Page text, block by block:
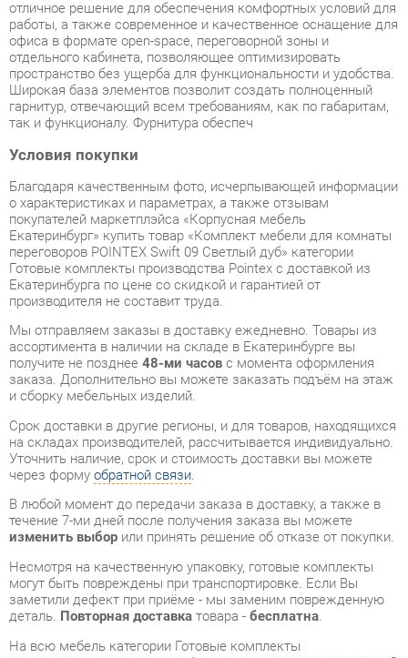
Широкая база элементов позволит создать полноценный
гарнитур, отвечающий всем требованиям, как по габаритам,
так и функционалу. Фурнитура обеспеч
Условия покупки
Благодаря качественным фото, исчерпывающей информации
о характеристиках и параметрах, а также отзывам
покупателей маркетплэйса «Корпусная мебель
переговоров POINTEX Swift 09 Светлый дуб» категории
Екатеринбурга по цене со скидкой и гарантией от
производителя не составит труда.
Мы отправляем заказы в доставку ежедневно. Товары из
ассортимента в наличии на складе в Екатеринбурге вы
получите не позднее 48-ми часовс момента оформления
заказа. Дополнительно вы можете заказать подъём на этаж
и сборку мебельных изделий.
Срок доставки в другие регионы, и для товаров, находящихся
на складах производителей, рассчитывается индивидуально.
Уточнить наличие, срок и стоимость доставки вы можете
через формуобратной связи
В любой момент до передачи заказа в доставку, а также в
течение 7-ми дней после получения заказа вы можете
изменить выборили принять решение об отказе от покупки.
Несмотря на качественную упаковку, готовые комплекты
могут быть повреждены при транспортировке. Если Вы
деталь.Повторная доставкатовара -бесплатна.
На всю мебель категории Готовые комплекты
года с момента приобретения.
Комплект мебели для комнаты переговоров POINTEX Swift
09 Светлый дуб- это качественное изделие производства
стандарту.